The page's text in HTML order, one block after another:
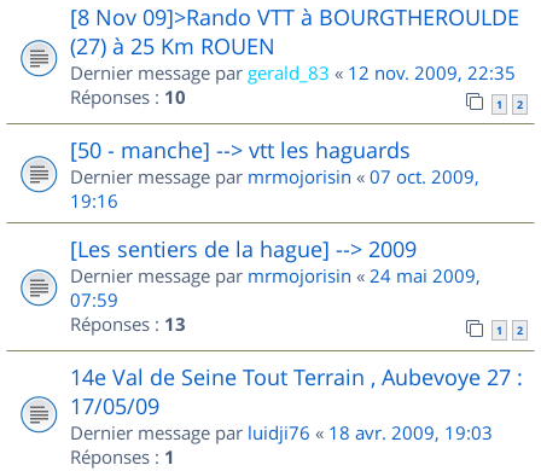
[8 Nov 09]>Rando VTT à BOURGTHEROULDE
(27) à 25 Km ROUEN
Dernier message par gerald_83 « 12 nov. 2009, 22:35
Réponses : 10 1 2
[50 - manche] --> vtt les haguards
Dernier message par mrmojorisin « 07 oct. 2009,
19:16
[Les sentiers de la hague] --> 2009
Dernier message par mrmojorisin « 24 mai 2009,
07:59
Réponses : 13 1 2
14e Val de Seine Tout Terrain , Aubevoye 27 :
17/05/09
Dernier message par luidji76 « 18 avr. 2009, 19:03
Réponses : 1